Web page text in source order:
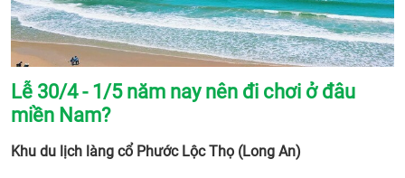
Lễ 30/4 - 1/5 năm nay nên đi chơi ở đâu
miền Nam?
Khu du lịch làng cổ Phước Lộc Thọ (Long An)